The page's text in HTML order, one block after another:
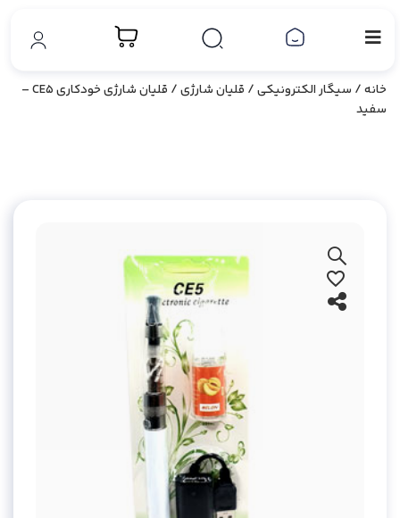
خانه/ سیگار الکترونیکی/ قلیان شارژی
/ قلیان شارژی خودکاری CE5 –
سفید
بزرگ نمایی محصول
افزودن به علاقه مندی ها
اشتراک گذاری محصول